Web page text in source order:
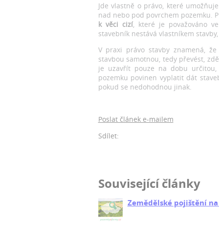
Jde vlastně o právo, které
nad nebo pod povrchem pozemku.
k věci cizí, které je považováno
stavebník nestává vlastníkem
V praxi právo stavby znamená,
stavbou samotnou, tedy převést,
je uzavřít pouze na dobu
pozemku povinen vyplatit dát
pokud se nedohodnou jinak.
Poslat článek e-mailem
Sdílet:
Související články
Zemědělské pojištění